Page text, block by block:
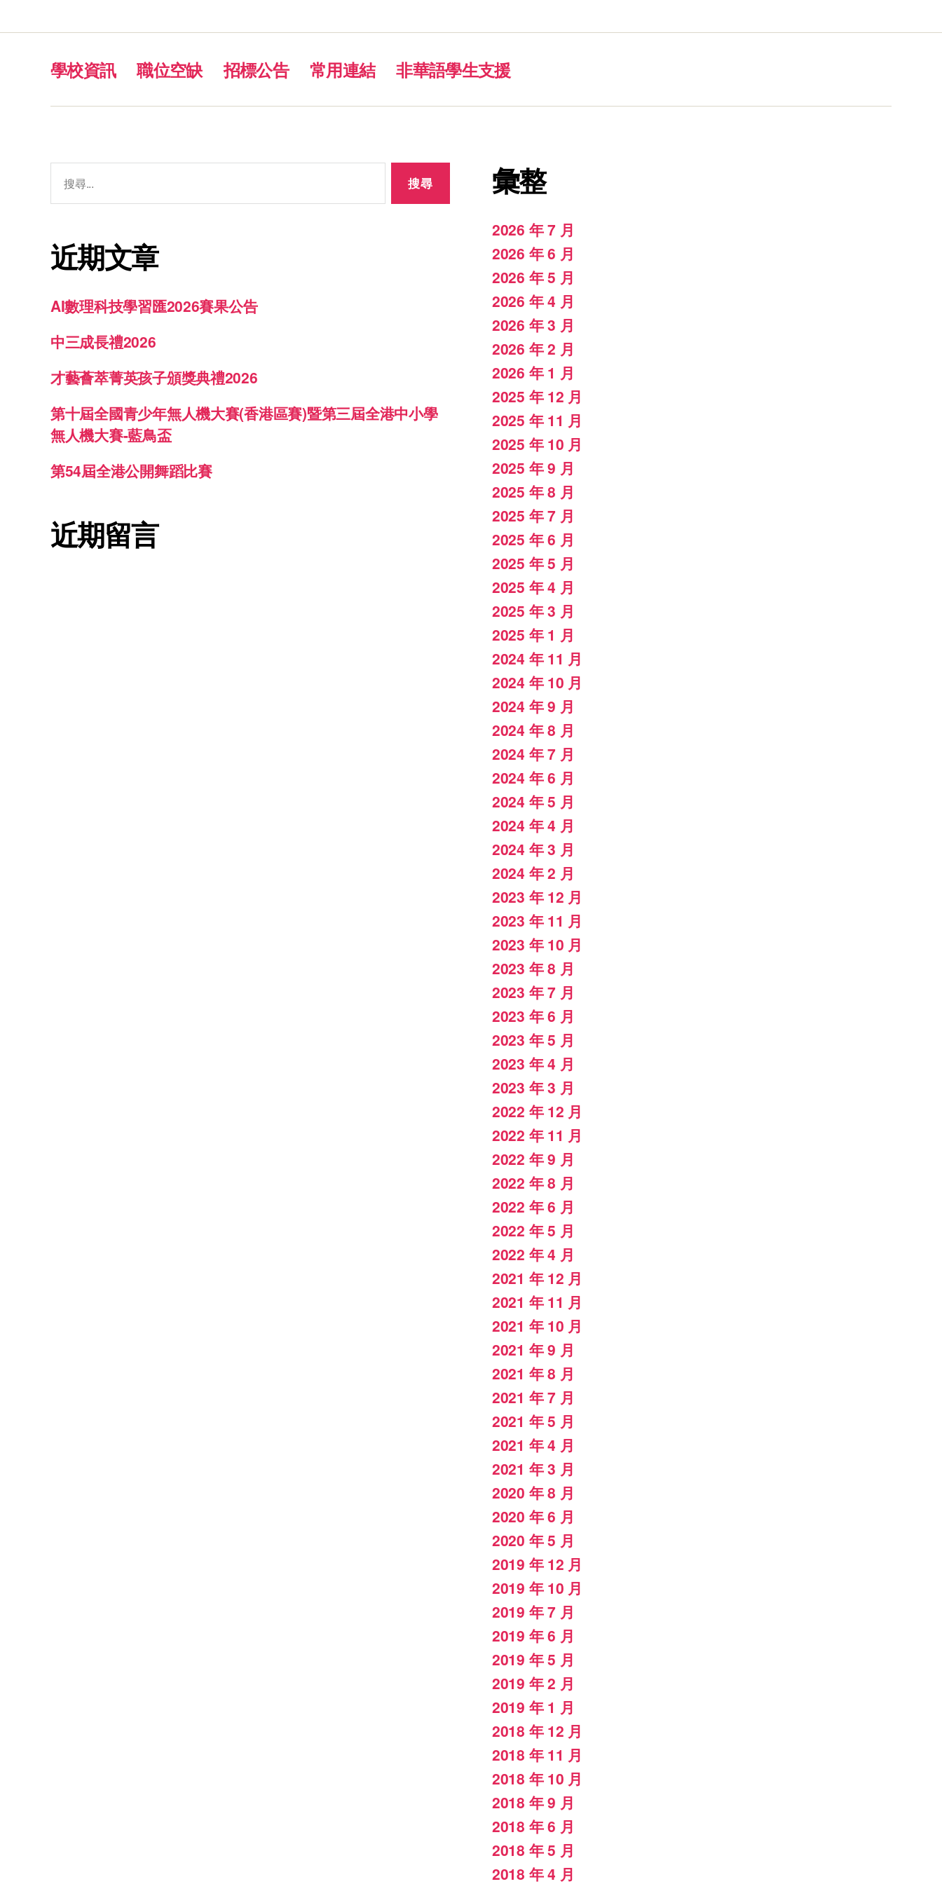
學校資訊 職位空缺 招標公告 常用連結 非華語學生支援
近期文章
AI數理科技學習匯2026賽果公告
中三成長禮2026
才藝薈萃菁英孩子頒獎典禮2026
第十屆全國青少年無人機大賽(香港區賽)暨第三屆全港中小學
無人機大賽-藍鳥盃
第54屆全港公開舞蹈比賽
近期留言
彙整
2026 年 7 月
2026 年 6 月
2026 年 5 月
2026 年 4 月
2026 年 3 月
2026 年 2 月
2026 年 1 月
2025 年 12 月
2025 年 11 月
2025 年 10 月
2025 年 9 月
2025 年 8 月
2025 年 7 月
2025 年 6 月
2025 年 5 月
2025 年 4 月
2025 年 3 月
2025 年 1 月
2024 年 11 月
2024 年 10 月
2024 年 9 月
2024 年 8 月
2024 年 7 月
2024 年 6 月
2024 年 5 月
2024 年 4 月
2024 年 3 月
2024 年 2 月
2023 年 12 月
2023 年 11 月
2023 年 10 月
2023 年 8 月
2023 年 7 月
2023 年 6 月
2023 年 5 月
2023 年 4 月
2023 年 3 月
2022 年 12 月
2022 年 11 月
2022 年 9 月
2022 年 8 月
2022 年 6 月
2022 年 5 月
2022 年 4 月
2021 年 12 月
2021 年 11 月
2021 年 10 月
2021 年 9 月
2021 年 8 月
2021 年 7 月
2021 年 5 月
2021 年 4 月
2021 年 3 月
2020 年 8 月
2020 年 6 月
2020 年 5 月
2019 年 12 月
2019 年 10 月
2019 年 7 月
2019 年 6 月
2019 年 5 月
2019 年 2 月
2019 年 1 月
2018 年 12 月
2018 年 11 月
2018 年 10 月
2018 年 9 月
2018 年 6 月
2018 年 5 月
2018 年 4 月